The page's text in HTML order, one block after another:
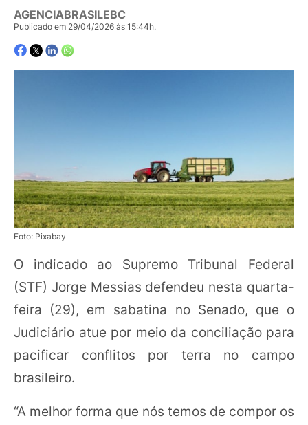
AGENCIABRASILEBC
Publicado em 29/04/2026 às 15:44h.
Foto: Pixabay
O indicado ao Supremo Tribunal Federal
(STF) Jorge Messias defendeu nesta quarta-
feira (29), em sabatina no Senado, que o
Judiciário atue por meio da conciliação para
pacificar conflitos por terra no campo
brasileiro.
“A melhor forma que nós temos de compor os